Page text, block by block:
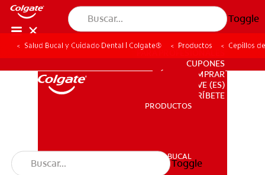
Toggle
PRODUCTOS
SALUD BUCAL
PARA PROFESIONALES
CUPONES
DÓNDE COMPRAR
VE (ES)
SUSCRÍBETE
PRODUCTOS
SALUD BUCAL
Toggle
Salud Bucal y Cuidado Dental | Colgate® Productos Cepillos